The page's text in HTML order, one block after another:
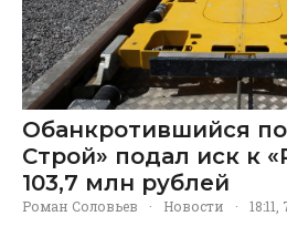
Обанкротившийся
Строй» подал иск к
103,7 млн рублей
Роман Соловьев · Новости ·